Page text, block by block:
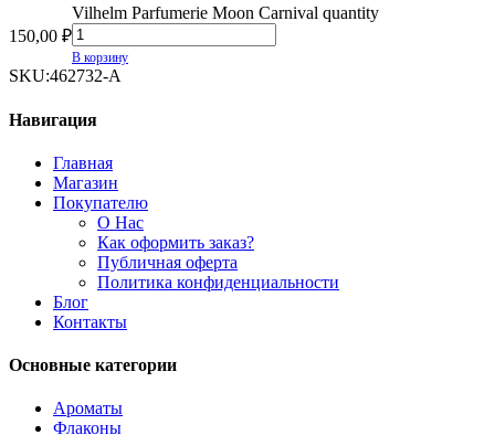
150,00 ₽
Vilhelm Parfumerie Moon Carnival quantity
В корзину
SKU:462732-A
Навигация
Главная
Магазин
Покупателю
О Нас
Как оформить заказ?
Публичная оферта
Политика конфиденциальности
Блог
Контакты
Основные категории
Ароматы
Флаконы